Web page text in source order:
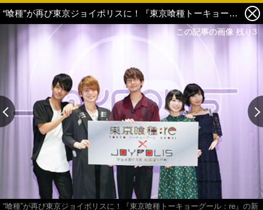
“喰種”が再び東京ジョイポリスに！『東京喰種トーキョーグール：re』の新アトラクションにキャスト陣も大盛り上がり！ 2枚目の写真・画像
“喰種”が再び東京ジョイポリスに！『東京喰種トーキョーグール：re』の新
この記事の画像 残り3
この記事の画像 残り3